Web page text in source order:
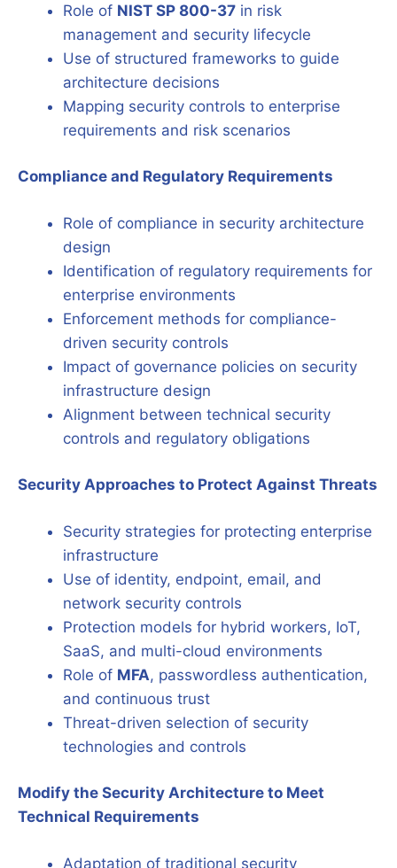
Role of NIST SP 800-37 in risk
management and security lifecycle
Use of structured frameworks to guide
architecture decisions
Mapping security controls to enterprise
requirements and risk scenarios
Compliance and Regulatory Requirements
Role of compliance in security architecture
design
Identification of regulatory requirements for
enterprise environments
Enforcement methods for compliance-
driven security controls
Impact of governance policies on security
infrastructure design
Alignment between technical security
controls and regulatory obligations
Security Approaches to Protect Against Threats
Security strategies for protecting enterprise
infrastructure
Use of identity, endpoint, email, and
network security controls
Protection models for hybrid workers, IoT,
SaaS, and multi-cloud environments
Role of MFA, passwordless authentication,
and continuous trust
Threat-driven selection of security
technologies and controls
Modify the Security Architecture to Meet
Technical Requirements
Adaptation of traditional security